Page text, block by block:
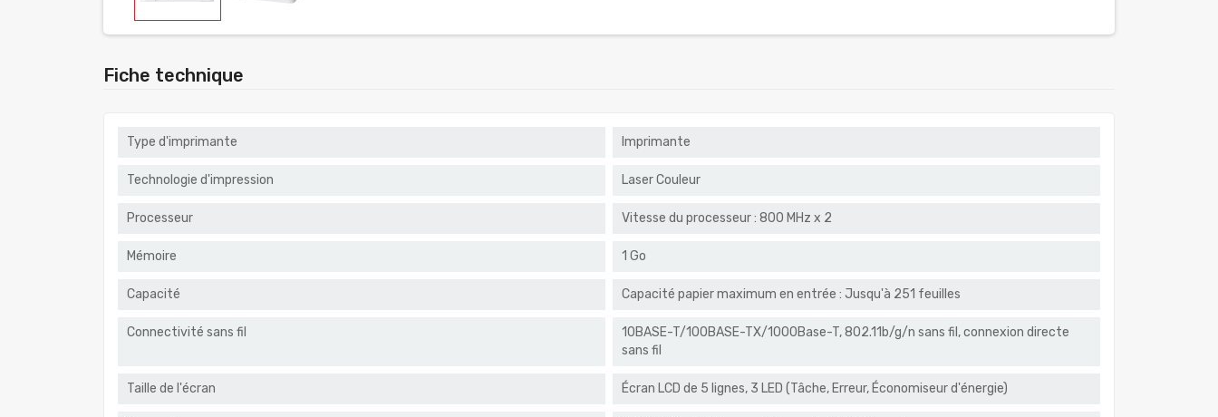
Fiche technique
Type d'imprimante Imprimante
Technologie d'impression Laser Couleur
Processeur Vitesse du processeur : 800 MHz x 2
Mémoire 1 Go
Capacité Capacité papier maximum en entrée : Jusqu'à 251 feuilles
Connectivité sans fil
10BASE-T/100BASE-TX/1000Base-T, 802.11b/g/n sans fil, connexion directe
sans fil
Taille de l'écran Écran LCD de 5 lignes, 3 LED (Tâche, Erreur, Économiseur d'énergie)